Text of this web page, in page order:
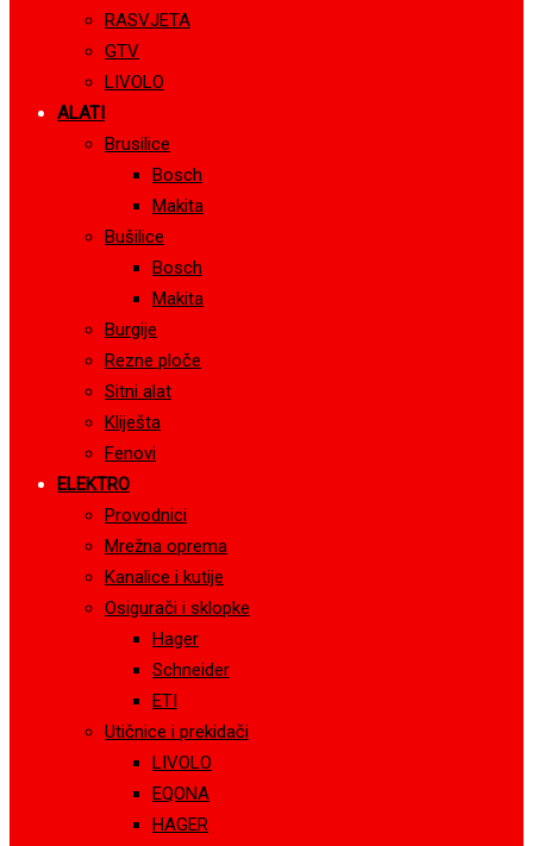
RASVJETA
GTV
LIVOLO
ALATI
Brusilice
Bosch
Makita
Bušilice
Bosch
Makita
Burgije
Rezne ploče
Sitni alat
Kliješta
Fenovi
ELEKTRO
Provodnici
Mrežna oprema
Kanalice i kutije
Osigurači i sklopke
Hager
Schneider
ETI
Utičnice i prekidači
LIVOLO
EQONA
HAGER